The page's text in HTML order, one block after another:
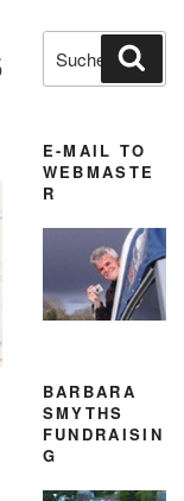
Suchen
nach:
E-MAIL TO
WEBMASTE
R
BARBARA
SMYTHS
FUNDRAISIN
G